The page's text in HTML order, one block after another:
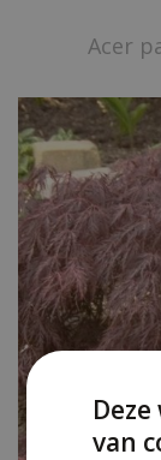
Acer
van